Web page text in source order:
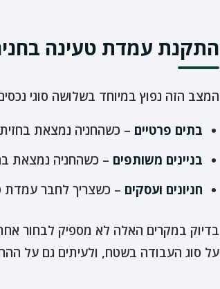
התקנת עמדת טעינה
המצב הזה נפוץ במיוחד בשלושה סוגי
בתים פרטיים – כשהחניה נמצאת
בניינים משותפים – כשהחניה נמצאת
חניונים ועסקים – כשצריך לחבר עמדת
בדיוק במקרים האלה לא מספיק לבחור
על סוג העבודה בשטח, ולעיתים גם על